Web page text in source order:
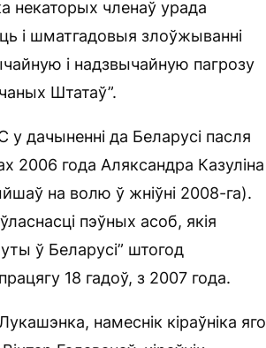
некаторых членаў урада
і шматгадовыя злоўжыванні
і надзвычайную пагрозу
Штатаў”.
да Беларусі пасля
2006 года Аляксандра Казуліна
на волю ў жніўні 2008-га).
пэўных асоб, якія
ў Беларусі” штогод
18 гадоў, з 2007 года.
намеснік кіраўніка яго